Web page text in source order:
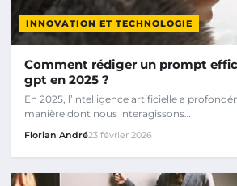
INNOVATION ET TECHNOLOGIE
Comment rédiger un prompt
gpt en 2025 ?
En 2025, l’intelligence artificielle a
manière dont nous interagissons…
Florian André23 février 2026